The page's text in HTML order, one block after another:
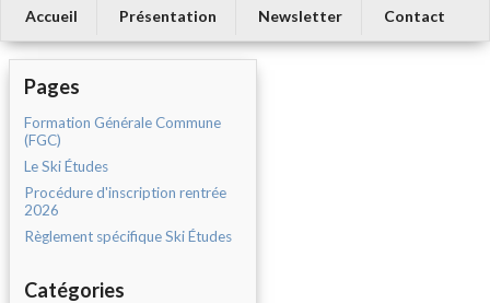
Accueil Présentation Newsletter Contact
Pages
Formation Générale Commune
(FGC)
Le Ski Études
Procédure d'inscription rentrée
2026
Règlement spécifique Ski Études
Catégories